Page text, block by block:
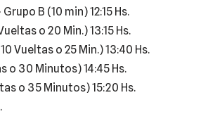
B (10 min) 12:15 Hs.
o 20 Min.) 13:15 Hs.
Vueltas o 25 Min.) 13:40 Hs.
o 30 Minutos) 14:45 Hs.
o 35 Minutos) 15:20 Hs.